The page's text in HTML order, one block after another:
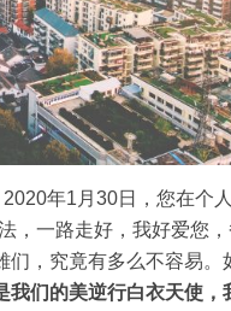
年1月30日，您在个
，一路走好，我好爱您，
，究竟有多么不容易。
我们的美逆行白衣天使，